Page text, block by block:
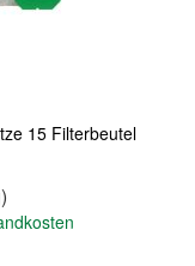
15 Filterbeutel